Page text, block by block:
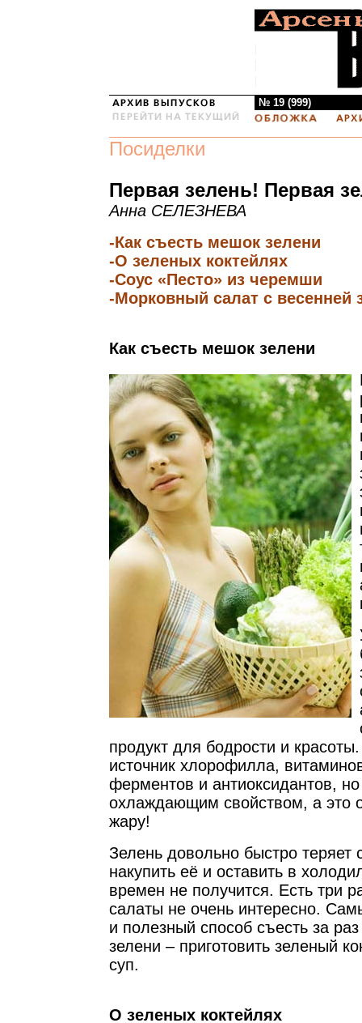
№ 19 (999)
Посиделки
Первая зелень! Первая
Анна СЕЛЕЗНЕВА
-Как съесть мешок зелени
-О зеленых коктейлях
-Соус «Песто» из черемши
-Морковный салат с весенней
Как съесть мешок зелени
продукт для бодрости и
источник хлорофилла,
ферментов и антиоксидантов,
охлаждающим свойством, а это
жару!
Зелень довольно быстро теряет
накупить её и оставить в
времен не получится. Есть три
салаты не очень интересно.
и полезный способ съесть за
зелени – приготовить зеленый
суп.
О зеленых коктейлях